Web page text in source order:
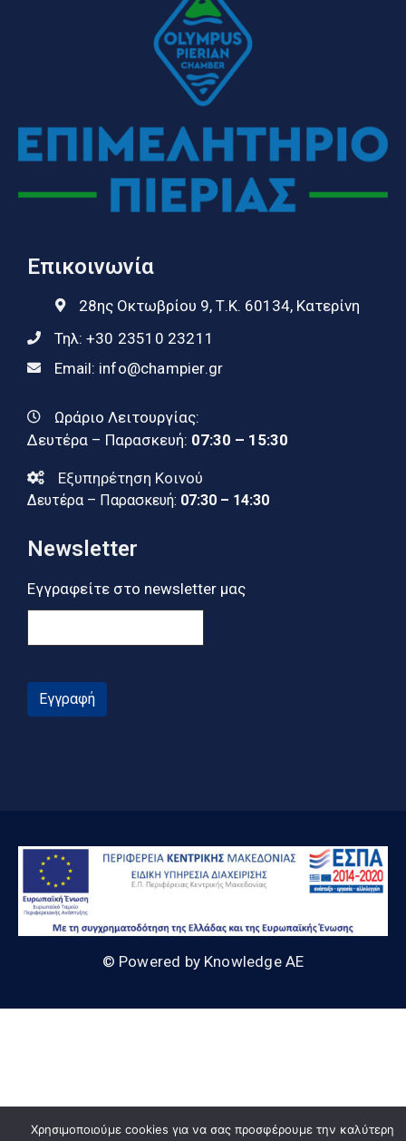
Επικοινωνία
28ης Οκτωβρίου 9, Τ.Κ. 60134, Κατερίνη
Τηλ: +30 23510 23211
Email: info@champier.gr
Ωράριο Λειτουργίας:
Δευτέρα – Παρασκευή: 07:30 – 15:30
Εξυπηρέτηση Κοινού
Δευτέρα – Παρασκευή: 07:30 – 14:30
Newsletter
Εγγραφείτε στο newsletter μας
Εγγραφή
© Powered by Knowledge AE
Χρησιμοποιούμε cookies για να σας προσφέρουμε την καλύτερη